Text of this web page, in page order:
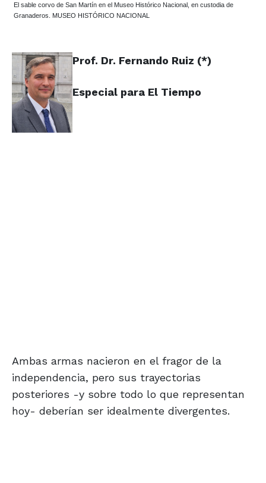
El sable corvo de San Martín en el Museo Histórico Nacional, en custodia de
Granaderos. MUSEO HISTÓRICO NACIONAL
Prof. Dr. Fernando Ruiz (*)
Especial para El Tiempo
Ambas armas nacieron en el fragor de la
independencia, pero sus trayectorias
posteriores -y sobre todo lo que representan
hoy- deberían ser idealmente divergentes.